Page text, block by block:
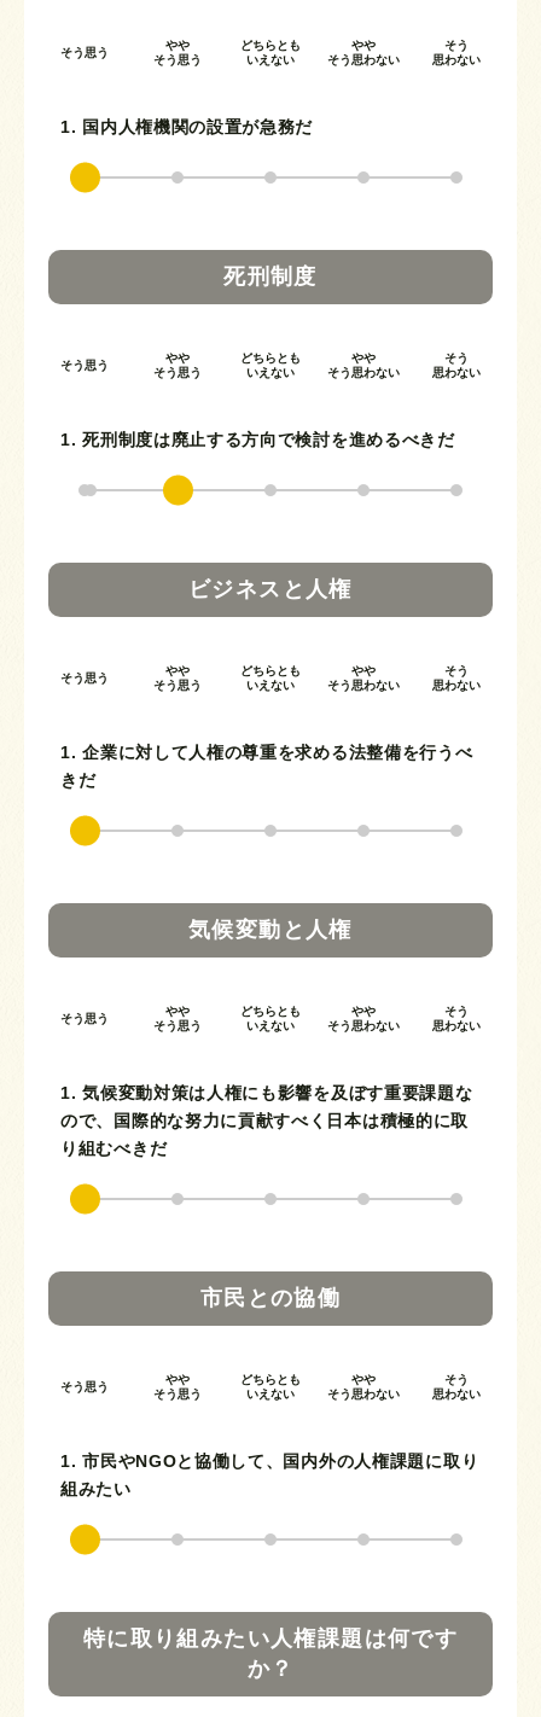
そう思う
やや
そう思う
どちらとも
いえない
やや
そう思わない
そう
思わない
1. 国内人権機関の設置が急務だ
死刑制度
そう思う
やや
そう思う
どちらとも
いえない
やや
そう思わない
そう
思わない
1. 死刑制度は廃止する方向で検討を進めるべきだ
ビジネスと人権
そう思う
やや
そう思う
どちらとも
いえない
やや
そう思わない
そう
思わない
1. 企業に対して人権の尊重を求める法整備を行うべ
きだ
気候変動と人権
そう思う
やや
そう思う
どちらとも
いえない
やや
そう思わない
そう
思わない
1. 気候変動対策は人権にも影響を及ぼす重要課題な
ので、国際的な努力に貢献すべく日本は積極的に取
り組むべきだ
市民との協働
そう思う
やや
そう思う
どちらとも
いえない
やや
そう思わない
そう
思わない
1. 市民やNGOと協働して、国内外の人権課題に取り
組みたい
特に取り組みたい人権課題は何です
か？